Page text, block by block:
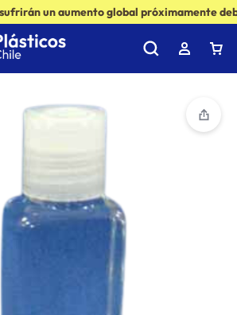
un aumento global próximamente